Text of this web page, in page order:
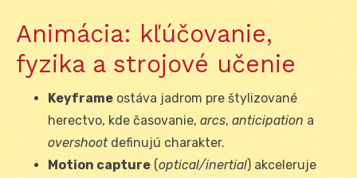
Animácia: kľúčovanie,
fyzika a strojové učenie
Keyframe ostáva jadrom pre štylizované
herectvo, kde časovanie, arcs, anticipation a
overshootdefinujú charakter.
Motion capture (optical/inertial) akceleruje